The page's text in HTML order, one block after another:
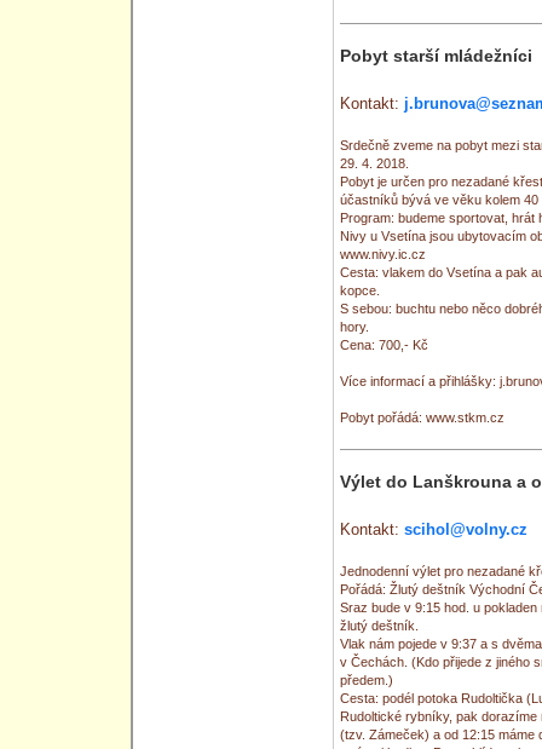
Pobyt starší mládežníci
Kontakt:
Srdečně zveme na pobyt mezi
29. 4. 2018.
Pobyt je určen pro nezadané
účastníků bývá ve věku kolem
Program: budeme sportovat,
Nivy u Vsetína jsou ubytovacím
www.nivy.ic.cz
Cesta: vlakem do Vsetína a pak
kopce.
S sebou: buchtu nebo něco
hory.
Cena: 700,- Kč
Více informací a přihlášky:
Pobyt pořádá: www.stkm.cz
Výlet do Lanškrouna a
Kontakt: scihol@volny.cz
Jednodenní výlet pro nezadané
Pořádá: Žlutý deštník Východní
Sraz bude v 9:15 hod. u
žlutý deštník.
Vlak nám pojede v 9:37 a s
v Čechách. (Kdo přijede z jiného
předem.)
Cesta: podél potoka Rudoltička
Rudoltické rybníky, pak
(tzv. Zámeček) a od 12:15 máme